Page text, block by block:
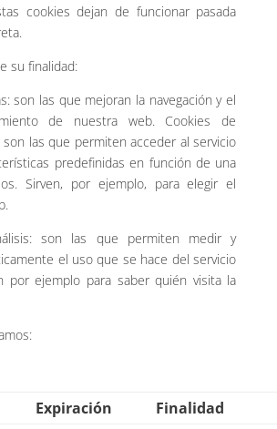
cookies dejan de funcionar pasada
su finalidad:
son las que mejoran la navegación y el
de nuestra web. Cookies de
son las que permiten acceder al servicio
predefinidas en función de una
Sirven, por ejemplo, para elegir el
son las que permiten medir y
el uso que se hace del servicio
por ejemplo para saber quién visita la
Expiración
Finalidad